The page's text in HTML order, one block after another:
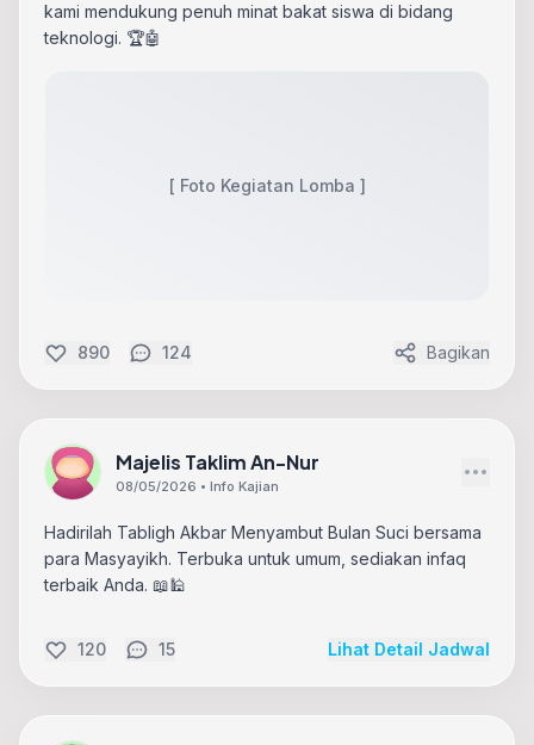
kami mendukung penuh minat bakat siswa di bidang
teknologi. 🏆🤖
[ Foto Kegiatan Lomba ]
890 124 Bagikan
Majelis Taklim An-Nur
08/05/2026 • Info Kajian
Hadirilah Tabligh Akbar Menyambut Bulan Suci bersama
para Masyayikh. Terbuka untuk umum, sediakan infaq
terbaik Anda. 📖🕌
120 15 Lihat Detail Jadwal